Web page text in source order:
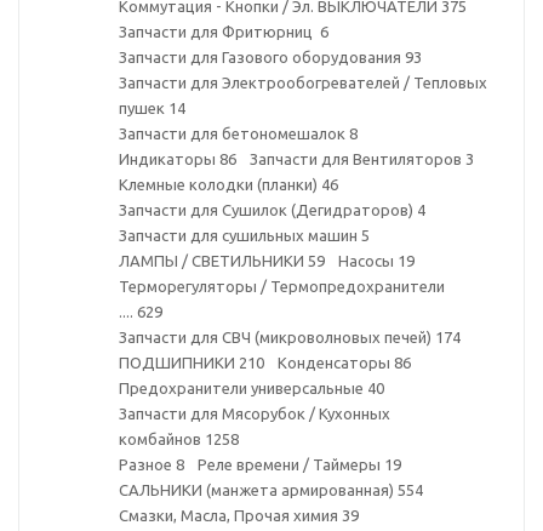
Коммутация - Кнопки / Эл. ВЫКЛЮЧАТЕЛИ 375
Запчасти для Фритюрниц 6
Запчасти для Газового оборудования 93
Запчасти для Электрообогревателей / Тепловых
пушек 14
Запчасти для бетономешалок 8
Индикаторы 86 Запчасти для Вентиляторов 3
Клемные колодки (планки) 46
Запчасти для Сушилок (Дегидраторов) 4
Запчасти для сушильных машин 5
ЛАМПЫ / СВЕТИЛЬНИКИ 59 Насосы 19
Терморегуляторы / Термопредохранители
.... 629
Запчасти для СВЧ (микроволновых печей) 174
ПОДШИПНИКИ 210 Конденсаторы 86
Предохранители универсальные 40
Запчасти для Мясорубок / Кухонных
комбайнов 1258
Разное 8 Реле времени / Таймеры 19
САЛЬНИКИ (манжета армированная) 554
Смазки, Масла, Прочая химия 39